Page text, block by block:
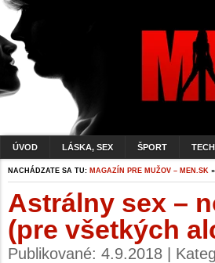
ÚVOD LÁSKA, SEX ŠPORT
NACHÁDZATE SA TU: MAGAZÍN PRE MUŽOV – MEN.SK »
Astrálny sex –
(pre všetkých
Publikované: 4.9.2018 |